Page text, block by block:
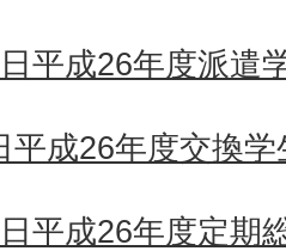
平成26年度派遣
平成26年度交換
平成26年度定期